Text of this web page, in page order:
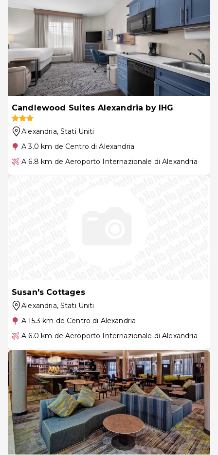
Candlewood Suites Alexandria by IHG
Alexandria, Stati Uniti
A 3.0 km de Centro di Alexandria
A 6.8 km de Aeroporto Internazionale di Alexandria
Susan's Cottages
Alexandria, Stati Uniti
A 15.3 km de Centro di Alexandria
A 6.0 km de Aeroporto Internazionale di Alexandria